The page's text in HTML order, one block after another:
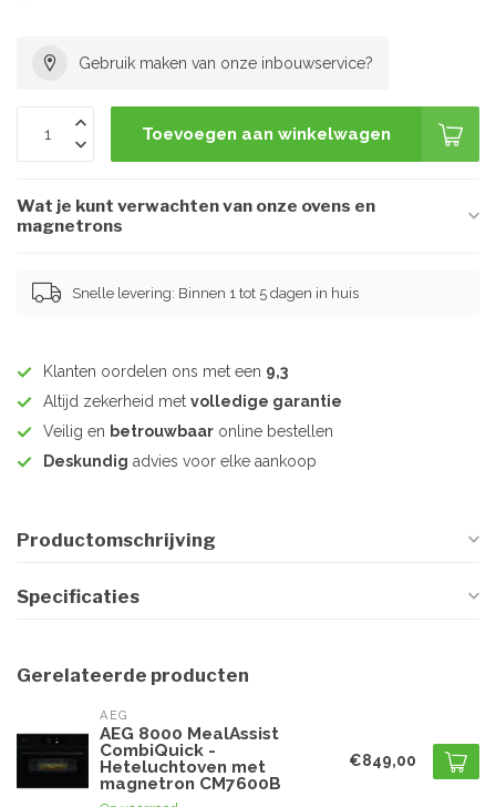
Gebruik maken van onze inbouwservice?
Toevoegen aan winkelwagen
Wat je kunt verwachten van onze ovens en
magnetrons
Snelle levering: Binnen 1 tot 5 dagen in huis
Klanten oordelen ons met een 9,3
Altijd zekerheid met volledige garantie
Veilig en betrouwbaar online bestellen
Deskundig advies voor elke aankoop
Productomschrijving
Specificaties
Gerelateerde producten
AEG
AEG 8000 MealAssist
CombiQuick -
Heteluchtoven met
magnetron CM7600B
€849,00